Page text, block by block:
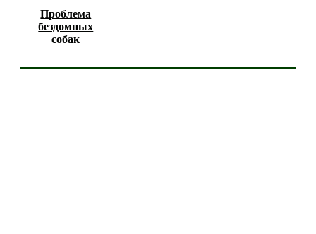
Проблема
бездомных
собак